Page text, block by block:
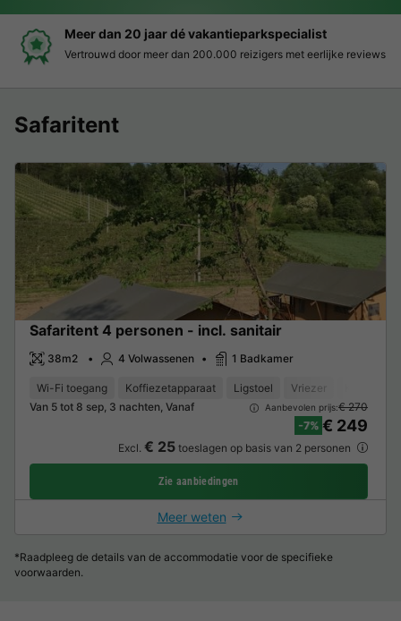
Meer dan 20 jaar dé vakantieparkspecialist
Vertrouwd door meer dan 200.000 reizigers met eerlijke reviews
Safaritent
Safaritent 4 personen - incl. sanitair
38m2 4 Volwassenen 1 Badkamer
Wi-Fi toegang Koffiezetapparaat Ligstoel Vriezer
Van 5 tot 8 sep, 3 nachten, Vanaf
Aanbevolen prijs:€ 270
-7% € 249
Excl. € 25toeslagen op basis van 2 personen
Zie aanbiedingen
Meer weten
*Raadpleeg de details van de accommodatie voor de specifieke
voorwaarden.